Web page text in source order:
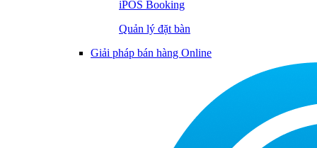
iPOS Booking
Quản lý đặt bàn
Giải pháp bán hàng Online